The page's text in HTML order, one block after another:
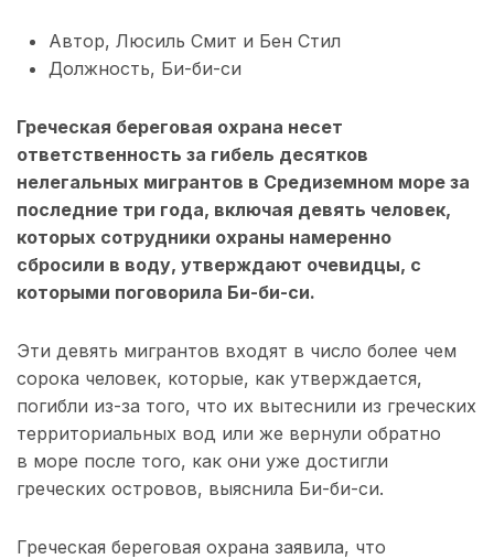
Автор, Люсиль Смит и Бен Стил
Должность, Би-би-си
Греческая береговая охрана несет
ответственность за гибель десятков
нелегальных мигрантов в Средиземном море за
последние три года, включая девять человек,
которых сотрудники охраны намеренно
сбросили в воду, утверждают очевидцы, с
которыми поговорила Би-би-си.
Эти девять мигрантов входят в число более чем
сорока человек, которые, как утверждается,
погибли из-за того, что их вытеснили из греческих
территориальных вод или же вернули обратно
в море после того, как они уже достигли
греческих островов, выяснила Би-би-си.
Греческая береговая охрана заявила, что